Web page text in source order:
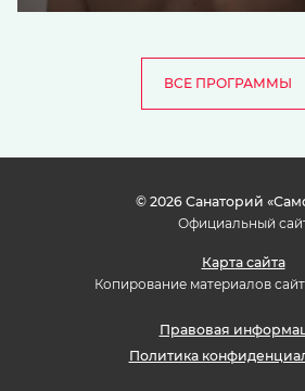
ВСЕ ПРОГРАММЫ
© 2026 Санаторий
Официальный
Карта сайта
Копирование материалов
Правовая
Политика